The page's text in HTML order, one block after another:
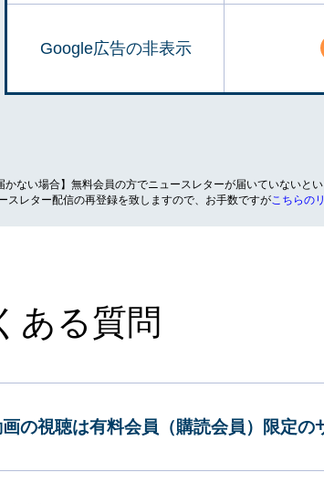
Google広告の非表示
ない場合】無料会員の方でニュースレターが届いていないとい
スレター配信の再登録を致しますので、お手数ですがこちらの
ある質問
の視聴は有料会員（購読会員）限定の